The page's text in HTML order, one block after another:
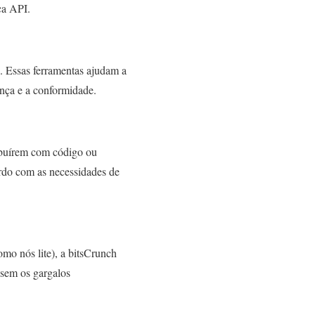
API.
ferramentas ajudam a
e a conformidade.
com código ou
com as necessidades de
nós lite), a bitsCrunch
os gargalos